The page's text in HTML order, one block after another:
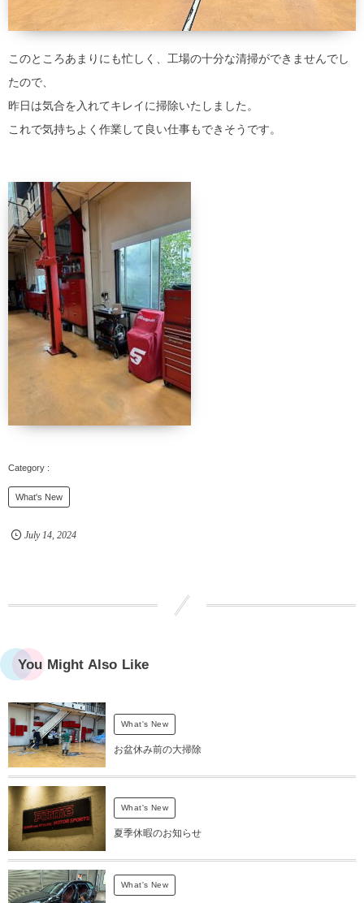
このところあまりにも忙しく、工場の十分な清掃ができませんでし
たので、
昨日は気合を入れてキレイに掃除いたしました。
これで気持ちよく作業して良い仕事もできそうです。
What's New
July 14, 2024
You Might Also Like
What's New
お盆休み前の大掃除
What's New
夏季休暇のお知らせ
What's New